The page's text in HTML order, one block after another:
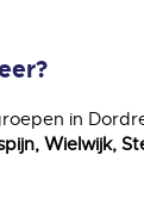
in
Wielwijk,